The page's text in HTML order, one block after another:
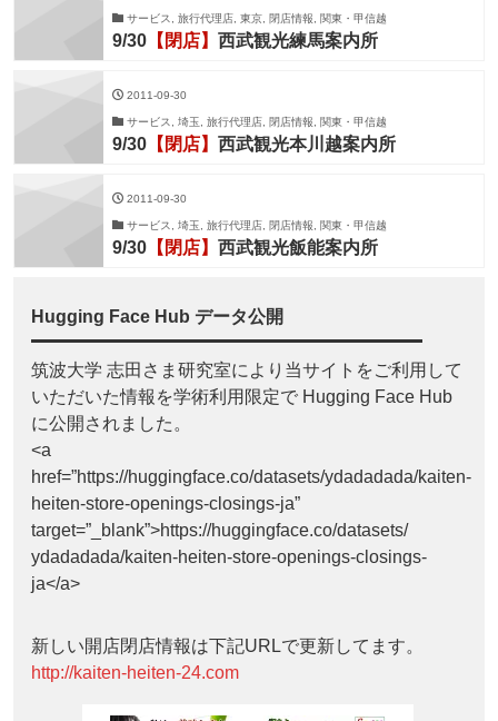
サービス, 旅行代理店, 東京, 閉店情報, 関東・甲信越
9/30 【閉店】 西武観光練馬案内所
2011-09-30
サービス, 埼玉, 旅行代理店, 閉店情報, 関東・甲信越
9/30 【閉店】 西武観光本川越案内所
2011-09-30
サービス, 埼玉, 旅行代理店, 閉店情報, 関東・甲信越
9/30 【閉店】 西武観光飯能案内所
Hugging Face Hub データ公開
筑波大学 志田さま研究室により当サイトをご利用して
いただいた情報を学術利用限定で Hugging Face Hub
に公開されました。
<a
href=”https://huggingface.co/datasets/ydadadada/kaiten-
heiten-store-openings-closings-ja”
target=”_blank”>https://huggingface.co/datasets/
ydadadada/kaiten-heiten-store-openings-closings-
ja</a>
新しい開店閉店情報は下記URLで更新してます。
http://kaiten-heiten-24.com